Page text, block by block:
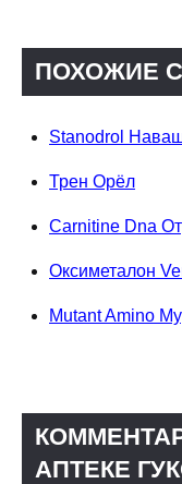
ПОХОЖИЕ
Stanodrol
Трен Орёл
Carnitine Dna
Оксиметалон
Mutant Amino
АПТЕКЕ